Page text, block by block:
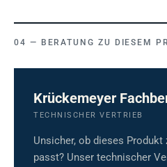
BERATUNG ZU DIESEM
Krückemeyer
TECHNISCHER VERTRIEB
Unsicher, ob dieses Produkt
passt? Unser technischer